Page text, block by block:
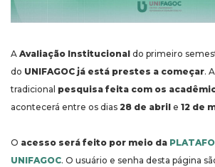
A Avaliação Institucional do primeiro
do UNIFAGOC já está prestes a começar. A
tradicional pesquisa feita com os
acontecerá entre os dias 28 de abril e 12 de
O acesso será feito por meio da
UNIFAGOC. O usuário e senha desta página